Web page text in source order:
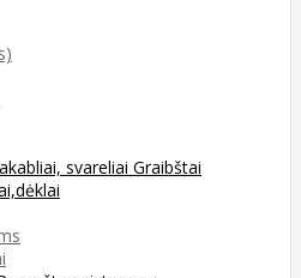
svareliai Graibštai